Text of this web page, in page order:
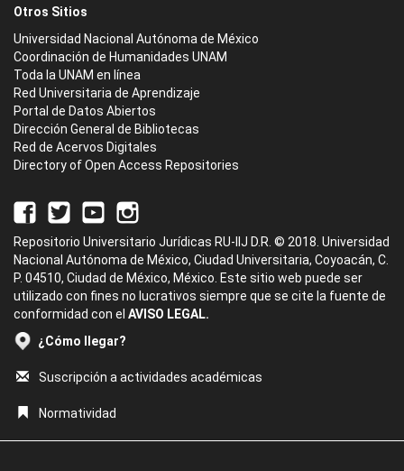
Otros Sitios
Universidad Nacional Autónoma de México
Coordinación de Humanidades UNAM
Toda la UNAM en línea
Red Universitaria de Aprendizaje
Portal de Datos Abiertos
Dirección General de Bibliotecas
Red de Acervos Digitales
Directory of Open Access Repositories
Repositorio Universitario Jurídicas RU-IIJ D.R. © 2018. Universidad
Nacional Autónoma de México, Ciudad Universitaria, Coyoacán, C.
P. 04510, Ciudad de México, México. Este sitio web puede ser
utilizado con fines no lucrativos siempre que se cite la fuente de
conformidad con el AVISO LEGAL.
¿Cómo llegar?
Suscripción a actividades académicas
Normatividad